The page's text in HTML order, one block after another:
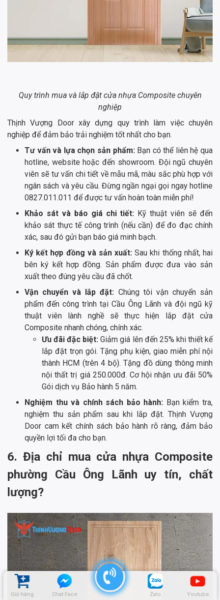
Giỏ hàng Chat Face Zalo Youtube
Quy trình mua và lắp đặt cửa nhựa Composite chuyên
nghiệp
Thịnh Vượng Door xây dựng quy trình làm việc chuyên
nghiệp để đảm bảo trải nghiệm tốt nhất cho bạn.
Tư vấn và lựa chọn sản phẩm: Bạn có thể liên hệ qua
hotline, website hoặc đến showroom. Đội ngũ chuyên
viên sẽ tư vấn chi tiết về mẫu mã, màu sắc phù hợp với
ngân sách và yêu cầu. Đừng ngần ngại gọi ngay hotline
0827.011.011 để được tư vấn hoàn toàn miễn phí!
Khảo sát và báo giá chi tiết: Kỹ thuật viên sẽ đến
khảo sát thực tế công trình (nếu cần) để đo đạc chính
xác, sau đó gửi bạn báo giá minh bạch.
Ký kết hợp đồng và sản xuất:Sau khi thống nhất, hai
bên ký kết hợp đồng. Sản phẩm được đưa vào sản
xuất theo đúng yêu cầu đã chốt.
Vận chuyển và lắp đặt: Chúng tôi vận chuyển sản
phẩm đến công trình tại Cầu Ông Lãnh và đội ngũ kỹ
thuật viên lành nghề sẽ thực hiện lắp đặt cửa
Composite nhanh chóng, chính xác.
Ưu đãi đặc biệt: Giảm giá lên đến 25% khi thiết kế
lắp đặt trọn gói. Tặng phụ kiện, giao miễn phí nội
thành HCM (trên 4 bộ). Tặng đồ dùng thông minh
nội thất trị giá 250.000đ. Cơ hội nhận ưu đãi 50%
Gói dịch vụ Bảo hành 5 năm.
Nghiệm thu và chính sách bảo hành: Bạn kiểm tra,
nghiệm thu sản phẩm sau khi lắp đặt. Thịnh Vượng
Door cam kết chính sách bảo hành rõ ràng, đảm bảo
quyền lợi tối đa cho bạn.
6. Địa chỉ mua cửa nhựa Composite
phường Cầu Ông Lãnh uy tín, chất
lượng?